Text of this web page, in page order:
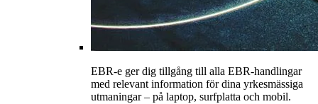
EBR-e ger dig tillgång till alla EBR-handlingar
med relevant information för dina yrkesmässiga
utmaningar – på laptop, surfplatta och mobil.